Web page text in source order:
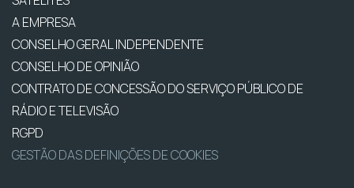
A EMPRESA
CONSELHO GERAL INDEPENDENTE
CONSELHO DE OPINIÃO
CONTRATO DE CONCESSÃO DO SERVIÇO PÚBLICO DE
RÁDIO E TELEVISÃO
RGPD
GESTÃO DAS DEFINIÇÕES DE COOKIES